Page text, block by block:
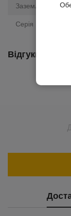
Заземлення
Серія
Відгуки